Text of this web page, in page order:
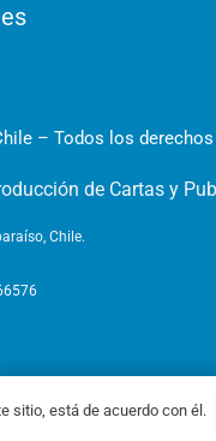
– Todos los
de Cartas y
Chile.
sitio, está de acuerdo con él.